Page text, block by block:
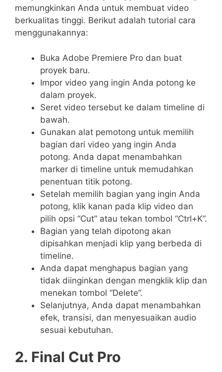
memungkinkan Anda untuk membuat video
berkualitas tinggi. Berikut adalah tutorial cara
menggunakannya:
Buka Adobe Premiere Pro dan buat
proyek baru.
Impor video yang ingin Anda potong ke
dalam proyek.
Seret video tersebut ke dalam timeline di
bawah.
Gunakan alat pemotong untuk memilih
bagian dari video yang ingin Anda
potong. Anda dapat menambahkan
marker di timeline untuk memudahkan
penentuan titik potong.
Setelah memilih bagian yang ingin Anda
potong, klik kanan pada klip video dan
pilih opsi “Cut” atau tekan tombol “Ctrl+K”.
Bagian yang telah dipotong akan
dipisahkan menjadi klip yang berbeda di
timeline.
Anda dapat menghapus bagian yang
tidak diinginkan dengan mengklik klip dan
menekan tombol “Delete”.
Selanjutnya, Anda dapat menambahkan
efek, transisi, dan menyesuaikan audio
sesuai kebutuhan.
2. Final Cut Pro